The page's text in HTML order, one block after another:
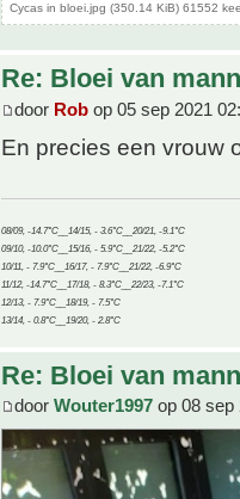
Cycas in bloei.jpg (350.14 KiB) 61552
Re: Bloei van
door Rob op 05 sep 2021
En precies een vrouw
08/09, -14.7°C__14/15, - 3.6°C__20/21, -9.1°C
09/10, -10.0°C__15/16, - 5.9°C__21/22, -5.2°C
10/11, - 7.9°C__16/17, - 7.9°C__21/22, -6.9°C
11/12, -14.7°C__17/18, - 8.3°C__22/23, -7.1°C
12/13, - 7.9°C__18/19, - 7.5°C
13/14, - 0.8°C__19/20, - 2.8°C
Re: Bloei van
door Wouter1997 op 08 sep